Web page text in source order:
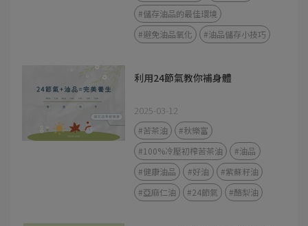
#儲存油品的最佳環境
#避免油品氧化
#油品儲存小技巧
利用24節氣教你補身體
2025-03-12
#苦茶油
#秋樂富
#100%冷壓初榨苦茶油
#油品
#健康油品
#好油
#紫蘇籽油
#亞麻仁油
#24節氣 #酪梨油